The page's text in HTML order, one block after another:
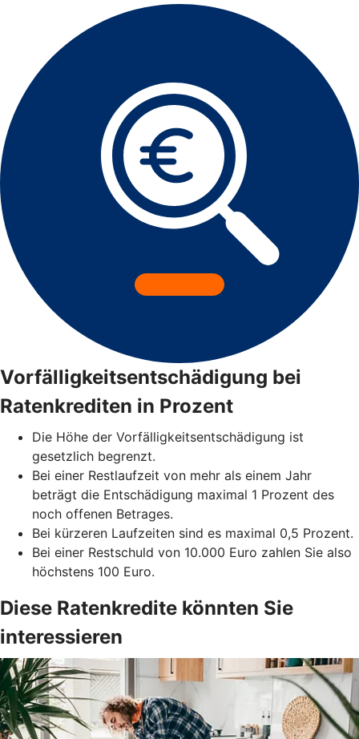
Vorfälligkeitsentschädigung bei
Ratenkrediten in Prozent
Die Höhe der Vorfälligkeitsentschädigung ist
gesetzlich begrenzt.
Bei einer Restlaufzeit von mehr als einem Jahr
beträgt die Entschädigung maximal 1 Prozent des
noch offenen Betrages.
Bei kürzeren Laufzeiten sind es maximal 0,5 Prozent.
Bei einer Restschuld von 10.000 Euro zahlen Sie also
höchstens 100 Euro.
Diese Ratenkredite könnten Sie
interessieren